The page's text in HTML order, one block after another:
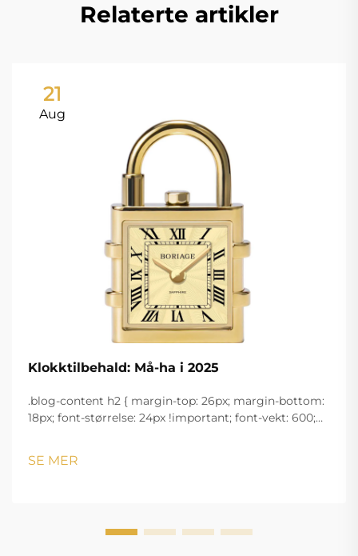
Relaterte artikler
21
Aug
Klokktilbehald: Må-ha i 2025
.blog-content h2 { margin-top: 26px; margin-bottom:
18px; font-størrelse: 24px !important; font-vekt: 600;
!important; font-v...
SE MER